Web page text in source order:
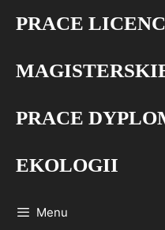
PRACE
PRACE
EKOLOGII
Menu